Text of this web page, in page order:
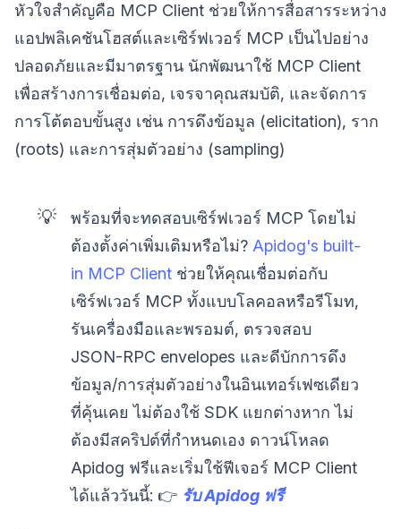
หัวใจสำคัญคือ MCP Client ช่วยให้การสื่อสารระหว่าง
แอปพลิเคชันโฮสต์และเซิร์ฟเวอร์ MCP เป็นไปอย่าง
ปลอดภัยและมีมาตรฐาน นักพัฒนาใช้ MCP Client
เพื่อสร้างการเชื่อมต่อ, เจรจาคุณสมบัติ, และจัดการ
การโต้ตอบขั้นสูง เช่น การดึงข้อมูล (elicitation), ราก
(roots) และการสุ่มตัวอย่าง (sampling)
💡
พร้อมที่จะทดสอบเซิร์ฟเวอร์ MCP โดยไม่
ต้องตั้งค่าเพิ่มเติมหรือไม่?Apidog's built-
in MCP Client ช่วยให้คุณเชื่อมต่อกับ
เซิร์ฟเวอร์ MCP ทั้งแบบโลคอลหรือรีโมท,
รันเครื่องมือและพรอมต์, ตรวจสอบ
JSON-RPC envelopes และดีบักการดึง
ข้อมูล/การสุ่มตัวอย่างในอินเทอร์เฟซเดียว
ที่คุ้นเคย ไม่ต้องใช้ SDK แยกต่างหาก ไม่
ต้องมีสคริปต์ที่กำหนดเอง ดาวน์โหลด
Apidog ฟรีและเริ่มใช้ฟีเจอร์ MCP Client
ได้แล้ววันนี้: 👉 รับ Apidog ฟรี